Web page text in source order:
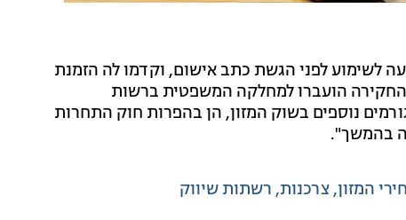
לשימוע לפני הגשת כתב אישום, וקדמו לה הזמנת
החקירה הועברו למחלקה המשפטית ברשות
נוספים בשוק המזון, הן בהפרות חוק התחרות
בהמשך".
המזון צרכנות רשתות שיווק